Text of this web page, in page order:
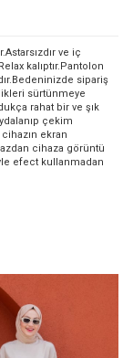
ve iç
kalıptır.Pantolon
sipariş
sürtünmeye
rahat bir ve şık
çekim
cihazın ekran
cihaza görüntü
efect kullanmadan